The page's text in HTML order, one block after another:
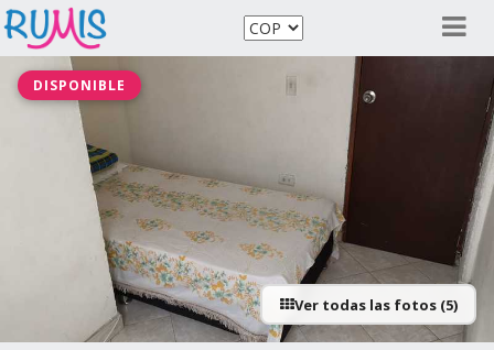
DISPONIBLE
Ver todas las fotos (5)